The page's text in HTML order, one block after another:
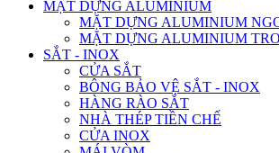
MẶT DỰNG ALUMINIUM
MẶT DỰNG ALUMINIUM
MẶT DỰNG ALUMINIUM
SẮT - INOX
CỬA SẮT
BÔNG BẢO VỆ SẮT - INOX
HÀNG RÀO SẮT
NHÀ THÉP TIỀN CHẾ
CỬA INOX